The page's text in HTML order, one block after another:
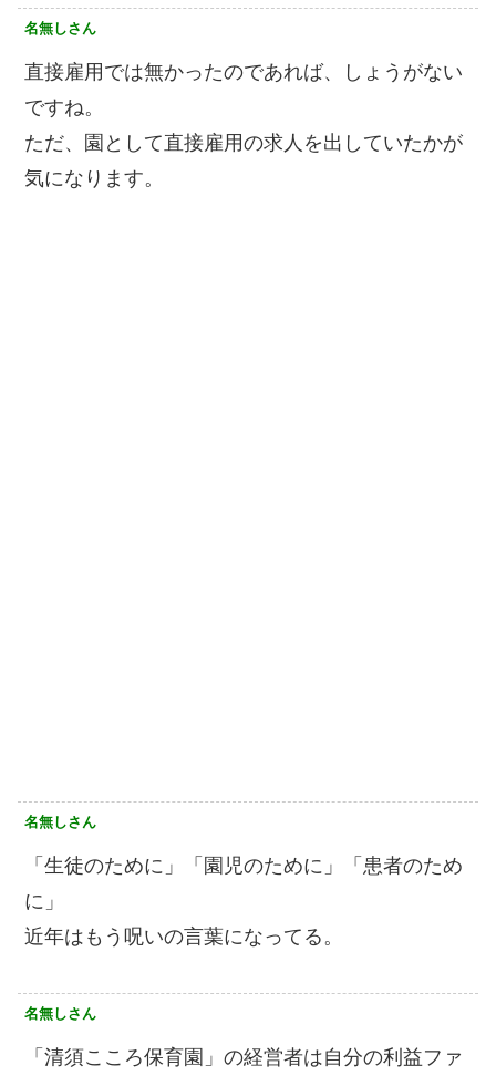
名無しさん
直接雇用では無かったのであれば、しょうがない
ですね。
ただ、園として直接雇用の求人を出していたかが
気になります。
名無しさん
「生徒のために」「園児のために」「患者のため
に」
近年はもう呪いの言葉になってる。
名無しさん
「清須こころ保育園」の経営者は自分の利益ファ